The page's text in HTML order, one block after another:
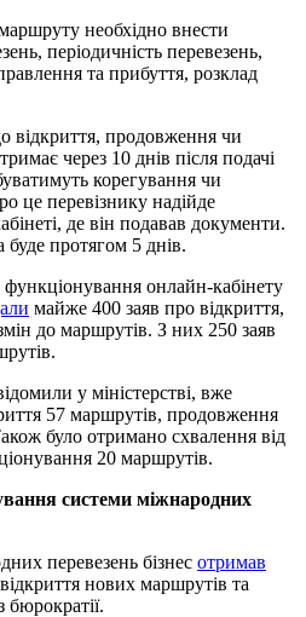
необхідно внести
періодичність перевезень,
та прибуття, розклад
відкриття, продовження чи
через 10 днів після подачі
корегування чи
це перевізнику надійде
де він подавав документи.
протягом 5 днів.
функціонування онлайн-кабінету
майже 400 заяв про відкриття,
до маршрутів. З них 250 заяв
у міністерстві, вже
57 маршрутів, продовження
було отримано схвалення від
20 маршрутів.
системи міжнародних
перевезень бізнес отримав
нових маршрутів та
бюрократії.